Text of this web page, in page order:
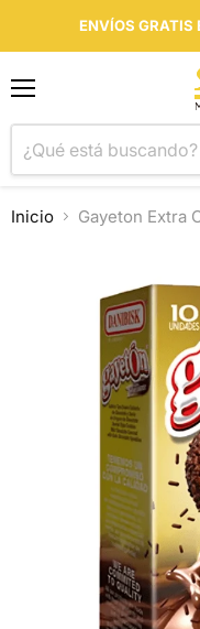
ENVÍOS
Inicio Gayeton Extra